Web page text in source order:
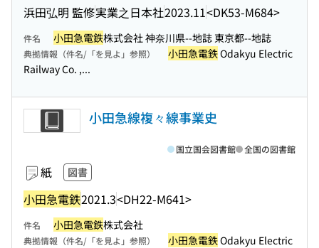
浜田弘明 監修実業之日本社2023.11<DK53-M684>
件名 小田急電鉄株式会社 神奈川県--地誌 東京都--地誌
典拠情報（件名/「を見よ」参照） 小田急電鉄Odakyu Electric
Railway Co. ,...
小田急線複々線事業史
紙 図書
小田急電鉄2021.3<DH22-M641>
国立国会図書館 全国の図書館
件名 小田急電鉄株式会社
典拠情報（件名/「を見よ」参照） 小田急電鉄Odakyu Electric